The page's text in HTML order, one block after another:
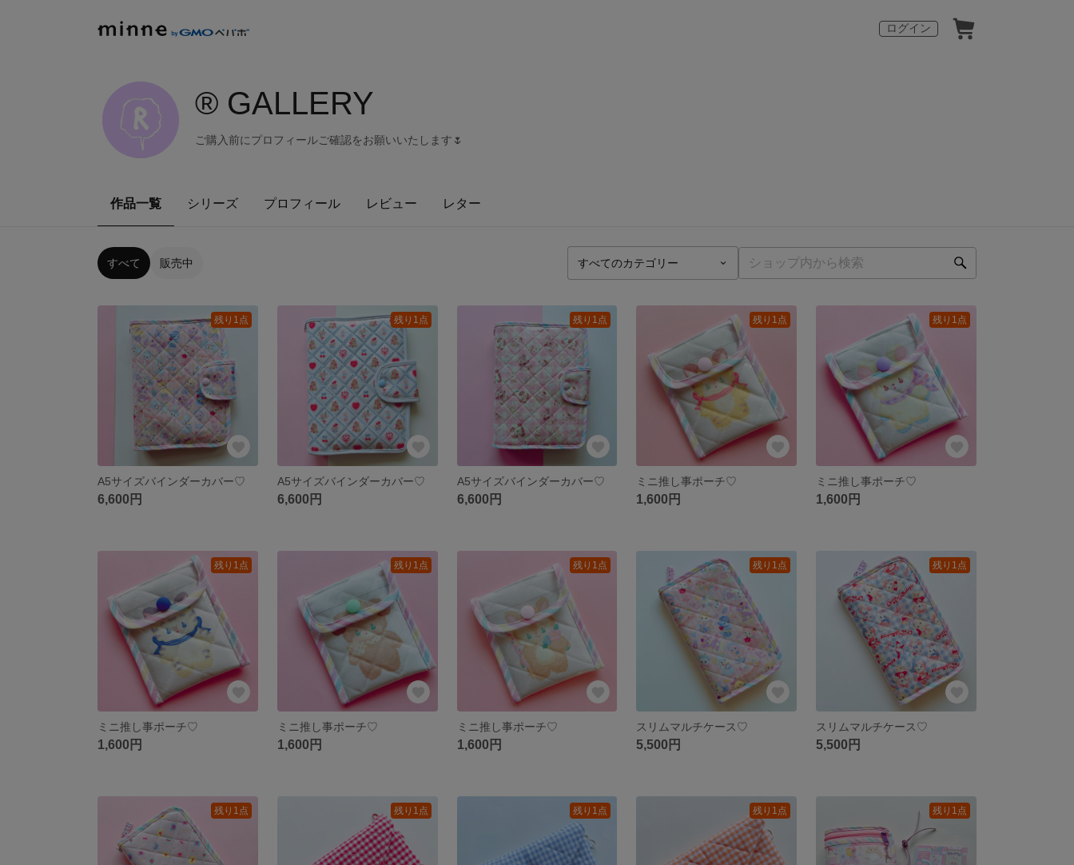
ログイン
®️ GALLERY
ご購入前にプロフィールご確認をお願いいたします🌷
作品一覧 シリーズ プロフィール レビュー レター
すべて 販売中
残り1点
A5サイズバインダーカバー♡
6,600円
残り1点
A5サイズバインダーカバー♡
6,600円
残り1点
A5サイズバインダーカバー♡
6,600円
残り1点
ミニ推し事ポーチ♡
1,600円
残り1点
ミニ推し事ポーチ♡
1,600円
残り1点
ミニ推し事ポーチ♡
1,600円
残り1点
ミニ推し事ポーチ♡
1,600円
残り1点
ミニ推し事ポーチ♡
1,600円
残り1点
スリムマルチケース♡
5,500円
残り1点
スリムマルチケース♡
5,500円
残り1点 残り1点 残り1点 残り1点 残り1点